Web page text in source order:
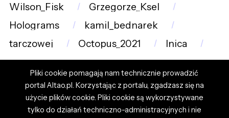
Wilson_Fisk
Grzegorze_Ksel
Holograms
kamil_bednarek
tarczowej
Octopus_2021 lnica
Pliki cookie pomagają nam technicznie prowadzić
portal Altao.pl. Korzystając z portalu, zgadzasz się na
użycie plików cookie. Pliki cookie są wykorzystywane
tylko do działań techniczno-administracyjnych i nie